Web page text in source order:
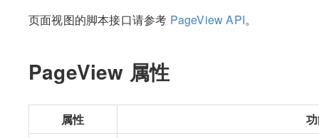
页面视图的脚本接口请参考 PageView API。
PageView 属性
属性